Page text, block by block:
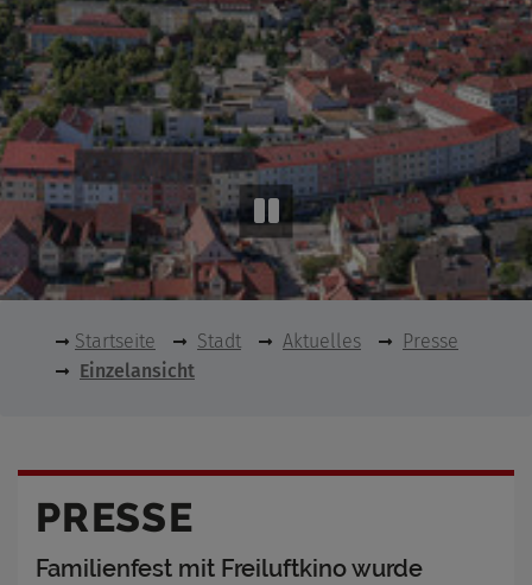
Startseite Stadt Aktuelles
Presse
Einzelansicht
PRESSE
Familienfest mit Freiluftkino wurde